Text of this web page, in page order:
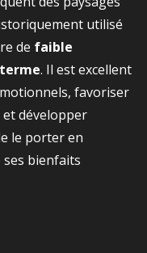
utilisé
de faible
. Il est excellent
favoriser
développer
le porter en
bienfaits